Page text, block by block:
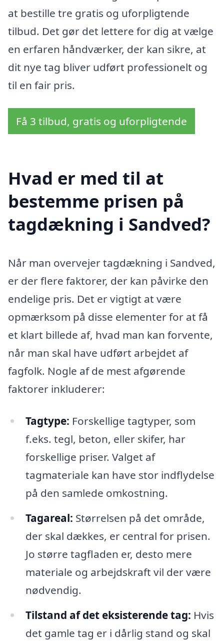
at bestille tre gratis og uforpligtende
tilbud. Det gør det lettere for dig at vælge
en erfaren håndværker, der kan sikre, at
dit nye tag bliver udført professionelt og
til en fair pris.
Få 3 tilbud, gratis og uforpligtende
Hvad er med til at
bestemme prisen på
tagdækning i Sandved?
Når man overvejer tagdækning i Sandved,
er der flere faktorer, der kan påvirke den
endelige pris. Det er vigtigt at være
opmærksom på disse elementer for at få
et klart billede af, hvad man kan forvente,
når man skal have udført arbejdet af
fagfolk. Nogle af de mest afgørende
faktorer inkluderer:
Tagtype: Forskellige tagtyper, som
f.eks. tegl, beton, eller skifer, har
forskellige priser. Valget af
tagmateriale kan have stor indflydelse
på den samlede omkostning.
Tagareal: Størrelsen på det område,
der skal dækkes, er central for prisen.
Jo større tagfladen er, desto mere
materiale og arbejdskraft vil der være
nødvendig.
Tilstand af det eksisterende tag: Hvis
det gamle tag er i dårlig stand og skal